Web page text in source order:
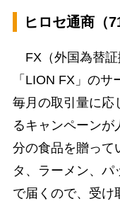
ヒロセ通商（
FX（外国為替証
「LION FX」のサ
毎月の取引量に応
るキャンペーンが
分の食品を贈って
タ、ラーメン、パ
で届くので、受け